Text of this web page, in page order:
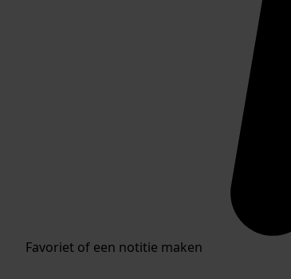
Favoriet of een notitie maken